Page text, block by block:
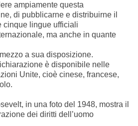
ampiamente questa
di pubblicarne e distribuirne il
cinque lingue ufficiali
ma anche in quante
a sua disposizione.
è disponibile nelle
Unite, cioè cinese, francese,
in una foto del 1948, mostra il
dei diritti dell’uomo